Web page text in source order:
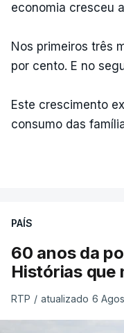
economia cresceu
Nos primeiros três
por cento. E no
Este crescimento
consumo das
PAÍS
60 anos da
Histórias que
RTP / atualizado 6